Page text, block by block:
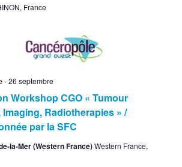
France
Workshop CGO « Tumour
Radiotherapies » /
par la SFC
-26 septembre
la-Mer (Western France)Western France,